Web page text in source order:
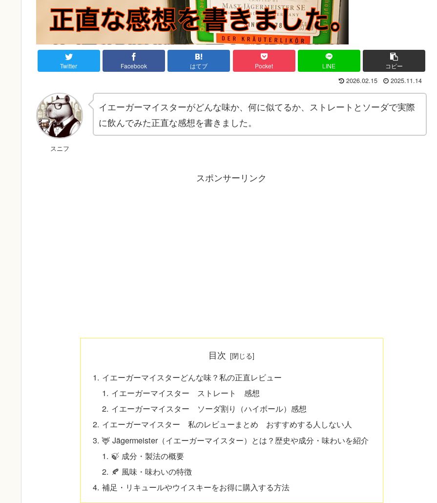
Twitter Facebook はてブ Pocket LINE コピー
2026.02.15 2025.11.14
スニフ
イエーガーマイスターがどんな味か、何に似てるか、ストレートとソーダで実際
に飲んでみた正直な感想を書きました。
スポンサーリンク
目次
イエーガーマイスターどんな味？私の正直レビュー
イエーガーマイスター ストレート 感想
イエーガーマイスター ソーダ割り（ハイボール）感想
イエーガーマイスター 私のレビューまとめ おすすめする人しない人
🦌 Jägermeister（イエーガーマイスター）とは？歴史や成分・味わいを紹介
🍃 成分・製法の概要
🍂 風味・味わいの特徴
補足・リキュールやウイスキーをお得に購入する方法